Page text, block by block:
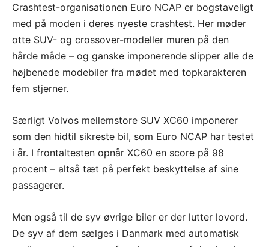
Crashtest-organisationen Euro NCAP er bogstaveligt
med på moden i deres nyeste crashtest. Her møder
otte SUV- og crossover-modeller muren på den
hårde måde – og ganske imponerende slipper alle de
højbenede modebiler fra mødet med topkarakteren
fem stjerner.
Særligt Volvos mellemstore SUV XC60 imponerer
som den hidtil sikreste bil, som Euro NCAP har testet
i år. I frontaltesten opnår XC60 en score på 98
procent – altså tæt på perfekt beskyttelse af sine
passagerer.
Men også til de syv øvrige biler er der lutter lovord.
De syv af dem sælges i Danmark med automatisk